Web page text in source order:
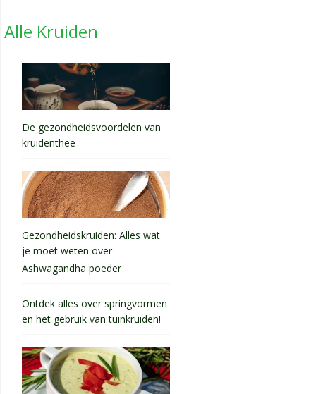
Alle Kruiden
De gezondheidsvoordelen van
kruidenthee
Gezondheidskruiden: Alles wat
je moet weten over
Ashwagandha poeder
Ontdek alles over springvormen
en het gebruik van tuinkruiden!